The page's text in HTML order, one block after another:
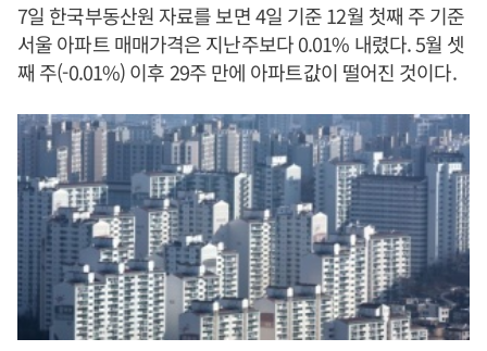
7일 한국부동산원 자료를 보면 4일 기준 12월 첫째 주 기준
서울 아파트 매매가격은 지난주보다 0.01% 내렸다. 5월 셋
째 주(-0.01%) 이후 29주 만에 아파트값이 떨어진 것이다.